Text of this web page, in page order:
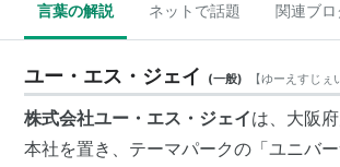
言葉の解説 ネットで話題 関連ブロ
ユー・エス・ジェイ (一般) 【ゆーえすじぇ
株式会社ユー・エス・ジェイは、大阪
本社を置き、テーマパークの「ユニバ